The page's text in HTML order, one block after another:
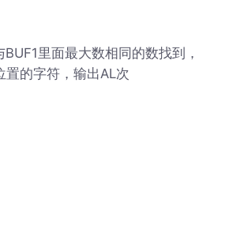
里面最大数相同的数找到，
置的字符，输出AL次